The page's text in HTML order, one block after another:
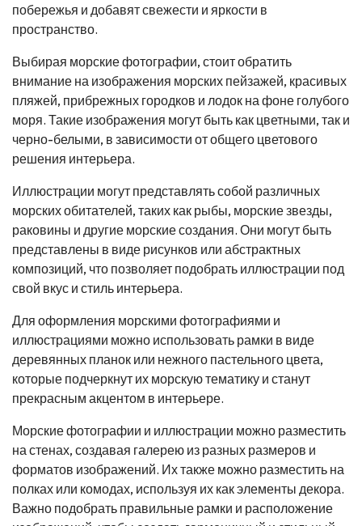
побережья и добавят свежести и яркости в
пространство.
Выбирая морские фотографии, стоит обратить
внимание на изображения морских пейзажей, красивых
пляжей, прибрежных городков и лодок на фоне голубого
моря. Такие изображения могут быть как цветными, так и
черно-белыми, в зависимости от общего цветового
решения интерьера.
Иллюстрации могут представлять собой различных
морских обитателей, таких как рыбы, морские звезды,
раковины и другие морские создания. Они могут быть
представлены в виде рисунков или абстрактных
композиций, что позволяет подобрать иллюстрации под
свой вкус и стиль интерьера.
Для оформления морскими фотографиями и
иллюстрациями можно использовать рамки в виде
деревянных планок или нежного пастельного цвета,
которые подчеркнут их морскую тематику и станут
прекрасным акцентом в интерьере.
Морские фотографии и иллюстрации можно разместить
на стенах, создавая галерею из разных размеров и
форматов изображений. Их также можно разместить на
полках или комодах, используя их как элементы декора.
Важно подобрать правильные рамки и расположение